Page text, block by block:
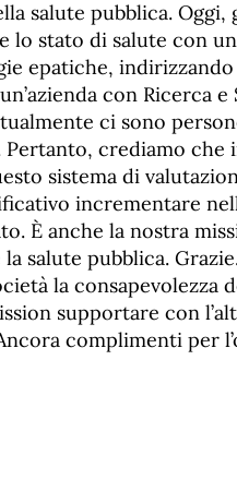
salute pubblica. Oggi,
lo stato di salute con
epatiche,
con Ricerca
ci sono
crediamo che
sistema di
incrementare
È anche la nostra
salute pubblica.
la consapevolezza
supportare con
complimenti per